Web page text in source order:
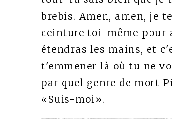
brebis. Amen, amen, je
ceinture toi-même pour
étendras les mains, et
t'emmener là où tu ne
par quel genre de mort
«Suis-moi».